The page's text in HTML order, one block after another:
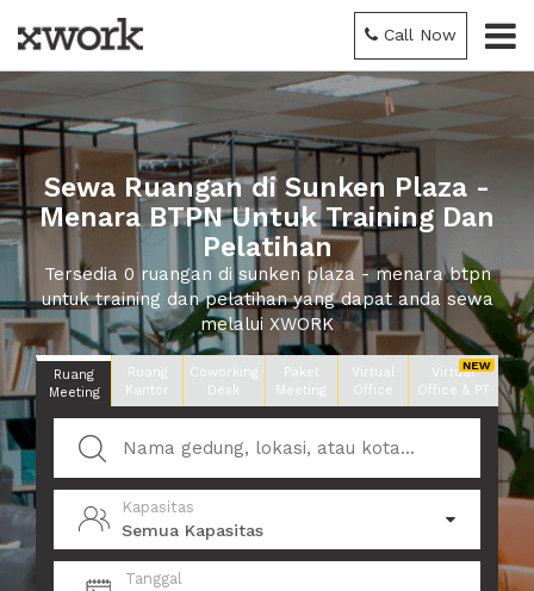
Call Now
Sewa Ruangan di Sunken Plaza -
Menara BTPN Untuk Training Dan
Pelatihan
Tersedia 0 ruangan di sunken plaza - menara btpn
untuk training dan pelatihan yang dapat anda sewa
melalui XWORK
Ruang
Meeting
Ruang
Kantor
Coworking
Desk
Paket
Meeting
Virtual
Office
Virtual
Office & PT
Kapasitas
Semua Kapasitas
Tanggal